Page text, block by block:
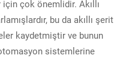
çok önemlidir. Akıllı
bu da akıllı şerit
kaydetmiştir ve bunun
sistemlerine